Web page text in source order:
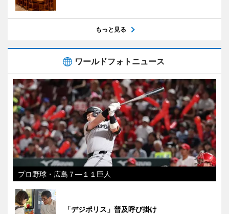
もっと見る
ワールドフォトニュース
プロ野球・広島７―１１巨人
「デジポリス」普及呼び掛け